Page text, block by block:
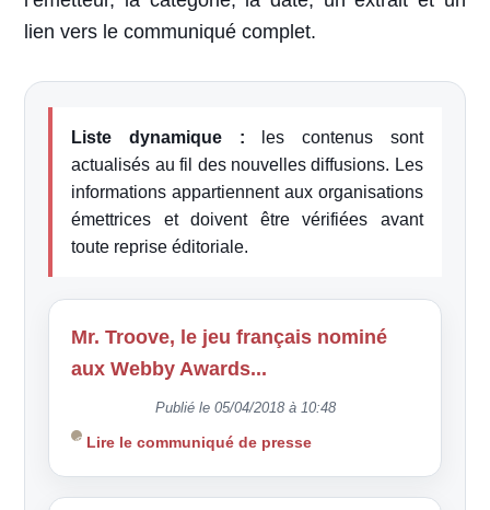
lien vers le communiqué complet.
Liste dynamique : les contenus sont
actualisés au fil des nouvelles diffusions. Les
informations appartiennent aux organisations
émettrices et doivent être vérifiées avant
toute reprise éditoriale.
Mr. Troove, le jeu français nominé
aux Webby Awards...
Publié le 05/04/2018 à 10:48
Lire le communiqué de presse